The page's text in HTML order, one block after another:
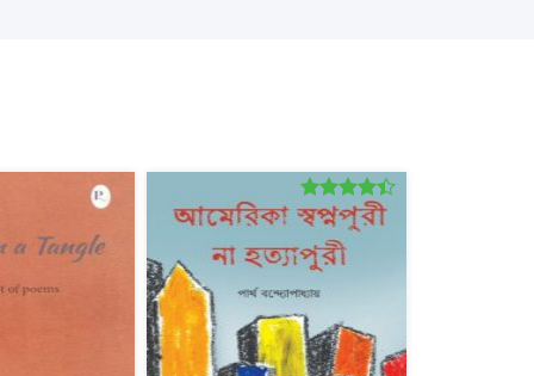
Rated
4.00out
of 5